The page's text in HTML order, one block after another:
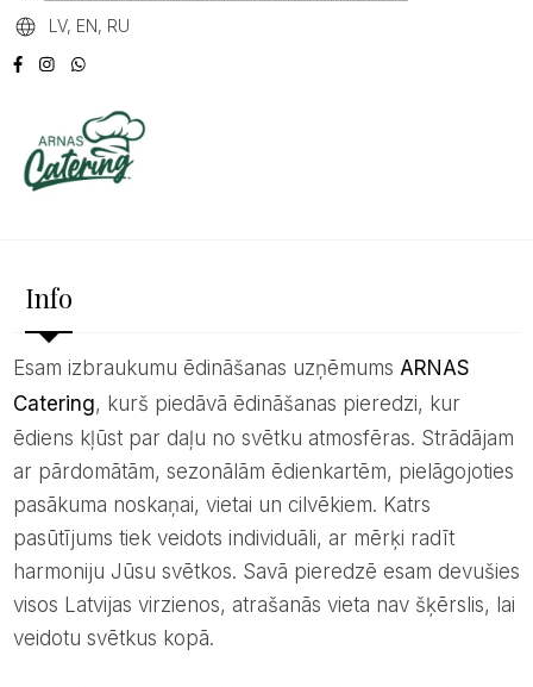
LV, EN, RU
Info
Esam izbraukumu ēdināšanas uzņēmums ARNAS
Catering, kurš piedāvā ēdināšanas pieredzi, kur
ēdiens kļūst par daļu no svētku atmosfēras. Strādājam
ar pārdomātām, sezonālām ēdienkartēm, pielāgojoties
pasākuma noskaņai, vietai un cilvēkiem. Katrs
pasūtījums tiek veidots individuāli, ar mērķi radīt
harmoniju Jūsu svētkos. Savā pieredzē esam devušies
visos Latvijas virzienos, atrašanās vieta nav šķērslis, lai
veidotu svētkus kopā.